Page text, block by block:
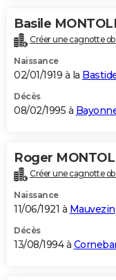
Basile
Créer une cagnotte
Naissance
02/01/1919 à la
Décès
08/02/1995 à
Roger
Créer une cagnotte
Naissance
11/06/1921 à Mauvezin
Décès
13/08/1994 à